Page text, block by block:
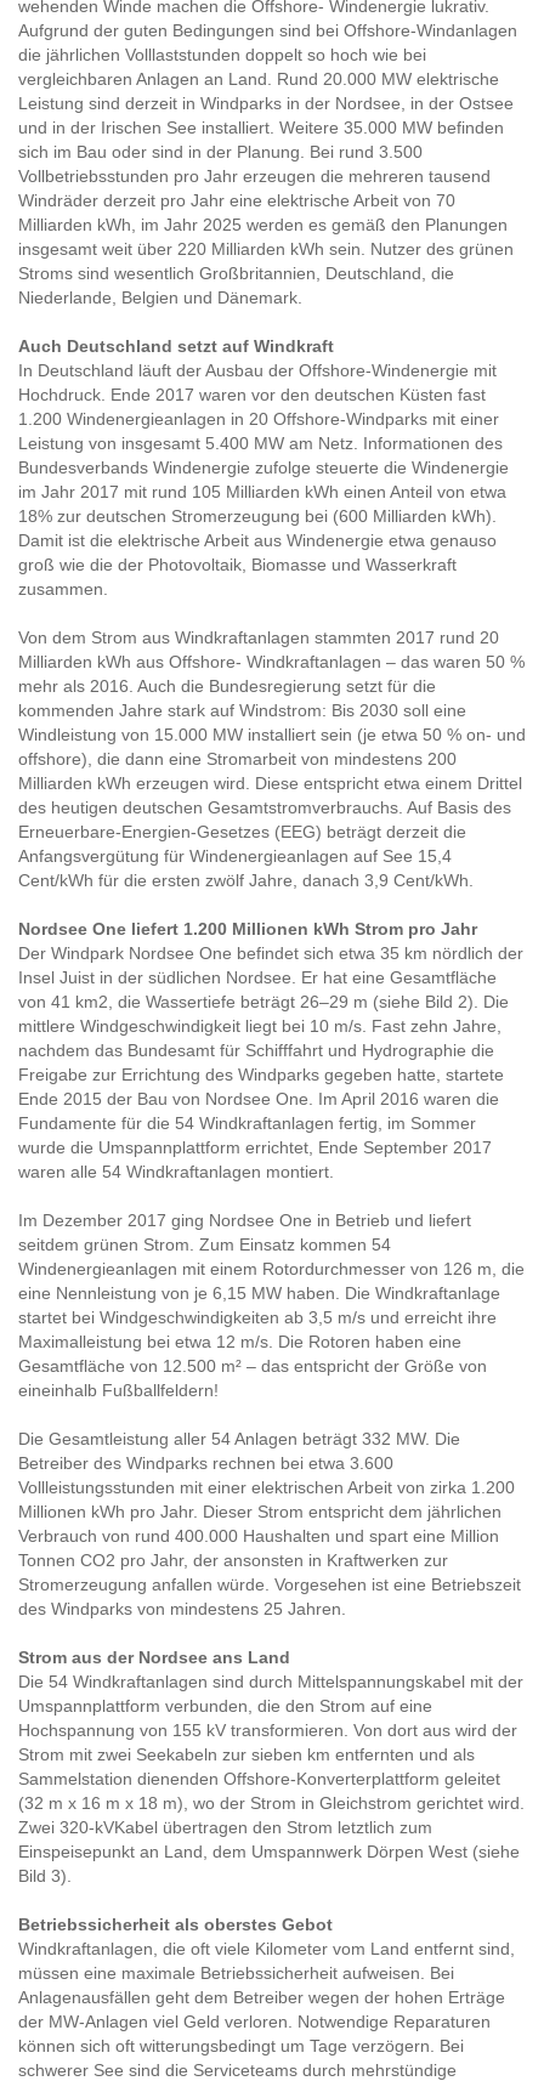
wehenden Winde machen die Offshore- Windenergie lukrativ.
Aufgrund der guten Bedingungen sind bei Offshore-Windanlagen
die jährlichen Volllaststunden doppelt so hoch wie bei
vergleichbaren Anlagen an Land. Rund 20.000 MW elektrische
Leistung sind derzeit in Windparks in der Nordsee, in der Ostsee
und in der Irischen See installiert. Weitere 35.000 MW befinden
sich im Bau oder sind in der Planung. Bei rund 3.500
Vollbetriebsstunden pro Jahr erzeugen die mehreren tausend
Windräder derzeit pro Jahr eine elektrische Arbeit von 70
Milliarden kWh, im Jahr 2025 werden es gemäß den Planungen
insgesamt weit über 220 Milliarden kWh sein. Nutzer des grünen
Stroms sind wesentlich Großbritannien, Deutschland, die
Niederlande, Belgien und Dänemark.
Auch Deutschland setzt auf Windkraft
In Deutschland läuft der Ausbau der Offshore-Windenergie mit
Hochdruck. Ende 2017 waren vor den deutschen Küsten fast
1.200 Windenergieanlagen in 20 Offshore-Windparks mit einer
Leistung von insgesamt 5.400 MW am Netz. Informationen des
Bundesverbands Windenergie zufolge steuerte die Windenergie
im Jahr 2017 mit rund 105 Milliarden kWh einen Anteil von etwa
18% zur deutschen Stromerzeugung bei (600 Milliarden kWh).
Damit ist die elektrische Arbeit aus Windenergie etwa genauso
groß wie die der Photovoltaik, Biomasse und Wasserkraft
zusammen.
Von dem Strom aus Windkraftanlagen stammten 2017 rund 20
Milliarden kWh aus Offshore- Windkraftanlagen – das waren 50 %
mehr als 2016. Auch die Bundesregierung setzt für die
kommenden Jahre stark auf Windstrom: Bis 2030 soll eine
Windleistung von 15.000 MW installiert sein (je etwa 50 % on- und
offshore), die dann eine Stromarbeit von mindestens 200
Milliarden kWh erzeugen wird. Diese entspricht etwa einem Drittel
des heutigen deutschen Gesamtstromverbrauchs. Auf Basis des
Erneuerbare-Energien-Gesetzes (EEG) beträgt derzeit die
Anfangsvergütung für Windenergieanlagen auf See 15,4
Cent/kWh für die ersten zwölf Jahre, danach 3,9 Cent/kWh.
Nordsee One liefert 1.200 Millionen kWh Strom pro Jahr
Der Windpark Nordsee One befindet sich etwa 35 km nördlich der
Insel Juist in der südlichen Nordsee. Er hat eine Gesamtfläche
von 41 km2, die Wassertiefe beträgt 26–29 m (siehe Bild 2). Die
mittlere Windgeschwindigkeit liegt bei 10 m/s. Fast zehn Jahre,
nachdem das Bundesamt für Schifffahrt und Hydrographie die
Freigabe zur Errichtung des Windparks gegeben hatte, startete
Ende 2015 der Bau von Nordsee One. Im April 2016 waren die
Fundamente für die 54 Windkraftanlagen fertig, im Sommer
wurde die Umspannplattform errichtet, Ende September 2017
waren alle 54 Windkraftanlagen montiert.
Im Dezember 2017 ging Nordsee One in Betrieb und liefert
seitdem grünen Strom. Zum Einsatz kommen 54
Windenergieanlagen mit einem Rotordurchmesser von 126 m, die
eine Nennleistung von je 6,15 MW haben. Die Windkraftanlage
startet bei Windgeschwindigkeiten ab 3,5 m/s und erreicht ihre
Maximalleistung bei etwa 12 m/s. Die Rotoren haben eine
Gesamtfläche von 12.500 m² – das entspricht der Größe von
eineinhalb Fußballfeldern!
Die Gesamtleistung aller 54 Anlagen beträgt 332 MW. Die
Betreiber des Windparks rechnen bei etwa 3.600
Vollleistungsstunden mit einer elektrischen Arbeit von zirka 1.200
Millionen kWh pro Jahr. Dieser Strom entspricht dem jährlichen
Verbrauch von rund 400.000 Haushalten und spart eine Million
Tonnen CO2 pro Jahr, der ansonsten in Kraftwerken zur
Stromerzeugung anfallen würde. Vorgesehen ist eine Betriebszeit
des Windparks von mindestens 25 Jahren.
Strom aus der Nordsee ans Land
Die 54 Windkraftanlagen sind durch Mittelspannungskabel mit der
Umspannplattform verbunden, die den Strom auf eine
Hochspannung von 155 kV transformieren. Von dort aus wird der
Strom mit zwei Seekabeln zur sieben km entfernten und als
Sammelstation dienenden Offshore-Konverterplattform geleitet
(32 m x 16 m x 18 m), wo der Strom in Gleichstrom gerichtet wird.
Zwei 320-kVKabel übertragen den Strom letztlich zum
Einspeisepunkt an Land, dem Umspannwerk Dörpen West (siehe
Bild 3).
Betriebssicherheit als oberstes Gebot
Windkraftanlagen, die oft viele Kilometer vom Land entfernt sind,
müssen eine maximale Betriebssicherheit aufweisen. Bei
Anlagenausfällen geht dem Betreiber wegen der hohen Erträge
der MW-Anlagen viel Geld verloren. Notwendige Reparaturen
können sich oft witterungsbedingt um Tage verzögern. Bei
schwerer See sind die Serviceteams durch mehrstündige